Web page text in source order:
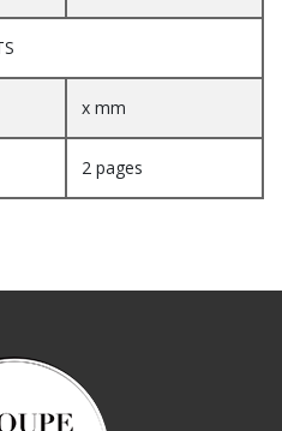
x mm
2 pages